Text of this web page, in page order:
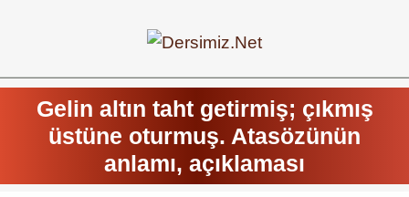
Gelin altın taht getirmiş; çıkmış
üstüne oturmuş. Atasözünün
anlamı, açıklaması